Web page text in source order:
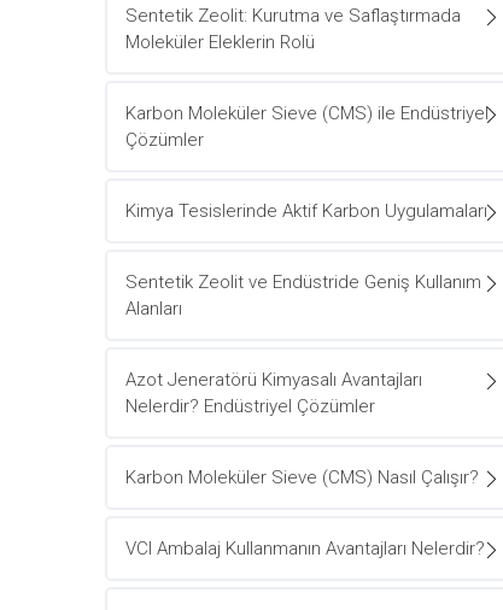
Sentetik Zeolit: Kurutma ve Saflaştırmada
Moleküler Eleklerin Rolü
Karbon Moleküler Sieve (CMS) ile Endüstriyel
Çözümler
Kimya Tesislerinde Aktif Karbon Uygulamaları
Sentetik Zeolit ve Endüstride Geniş Kullanım
Alanları
Azot Jeneratörü Kimyasalı Avantajları
Nelerdir? Endüstriyel Çözümler
Karbon Moleküler Sieve (CMS) Nasıl Çalışır?
VCI Ambalaj Kullanmanın Avantajları Nelerdir?